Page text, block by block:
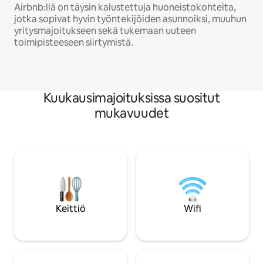
Airbnb:llä on täysin kalustettuja huoneistokohteita,
jotka sopivat hyvin työntekijöiden asunnoiksi, muuhun
yritysmajoitukseen sekä tukemaan uuteen
toimipisteeseen siirtymistä.
Kuukausimajoituksissa suositut
mukavuudet
Keittiö Wifi